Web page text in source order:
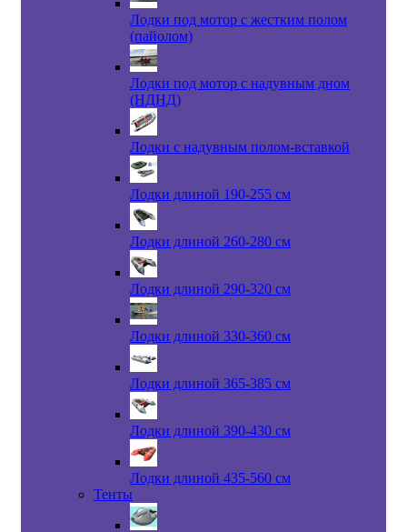
Лодки под мотор с жестким полом
(пайолом)
Лодки под мотор с надувным дном
(НДНД)
Лодки с надувным полом-вставкой
Лодки длиной 190-255 см
Лодки длиной 260-280 см
Лодки длиной 290-320 см
Лодки длиной 330-360 см
Лодки длиной 365-385 см
Лодки длиной 390-430 см
Лодки длиной 435-560 см
Тенты